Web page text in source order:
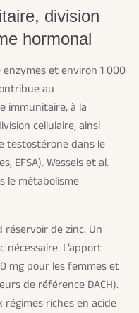
division
hormonal
et environ 1 000
au
immunitaire, à la
cellulaire, ainsi
testostérone dans le
EFSA). Wessels et al.
le métabolisme
réservoir de zinc. Un
L’apport
mg pour les femmes et
de référence DACH).
régimes riches en acide